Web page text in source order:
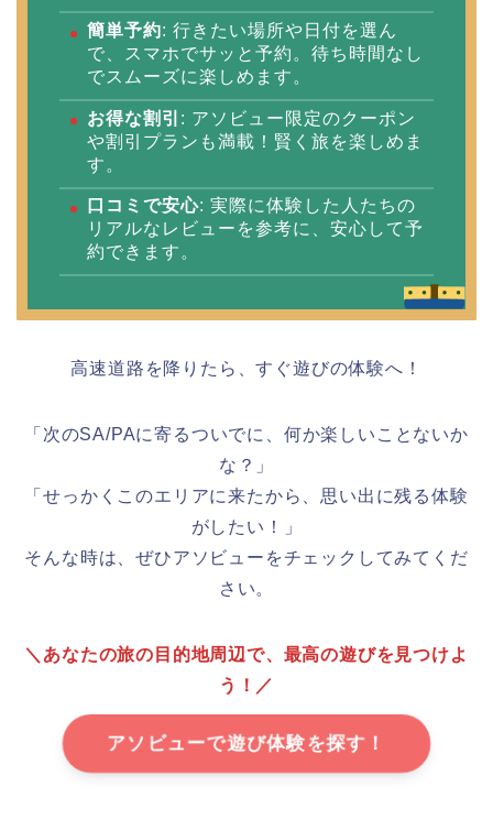
簡単予約: 行きたい場所や日付を選ん
で、スマホでサッと予約。待ち時間なし
でスムーズに楽しめます。
お得な割引 : アソビュー限定のクーポン
や割引プランも満載！賢く旅を楽しめま
す。
口コミで安心: 実際に体験した人たちの
リアルなレビューを参考に、安心して予
約できます。
高速道路を降りたら、すぐ遊びの体験へ！
「次のSA/PAに寄るついでに、何か楽しいことないか
な？」
「せっかくこのエリアに来たから、思い出に残る体験
がしたい！」
そんな時は、ぜひアソビューをチェックしてみてくだ
さい。
＼あなたの旅の目的地周辺で、最高の遊びを見つけよ
う！／
アソビューで遊び体験を探す！